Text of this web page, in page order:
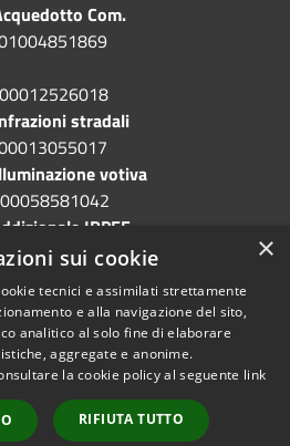
Com.
stradali
votiva
IRPEF
Copyright © 2026 • Comune di
Grotte di Castro • Powered by
Municipium•
Accesso
×
sui cookie
tecnici e assimilati strettamente
e alla navigazione del sito,
analitico al solo fine di elaborare
aggregate e anonime.
la cookie policy al seguente link
RIFIUTA TUTTO